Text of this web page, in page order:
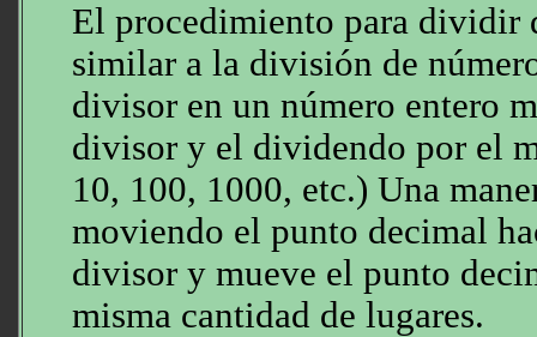
El procedimiento para dividir
similar a la división de
divisor en un número entero
divisor y el dividendo por el
10, 100, 1000, etc.) Una
moviendo el punto decimal
divisor y mueve el punto
misma cantidad de lugares.